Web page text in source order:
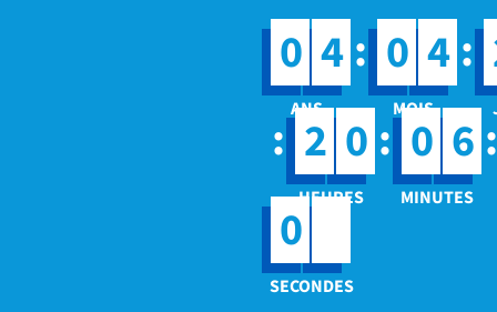
0 4: 0 4:
: 2 0 : 0 6 :
0 2